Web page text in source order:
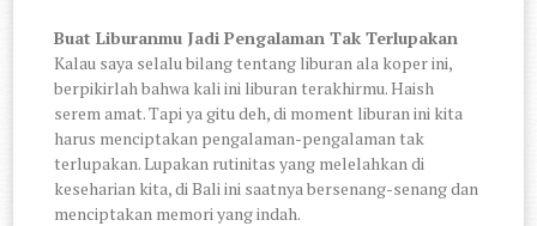
Buat Liburanmu Jadi Pengalaman Tak Terlupakan
Kalau saya selalu bilang tentang liburan ala koper ini,
berpikirlah bahwa kali ini liburan terakhirmu. Haish
serem amat. Tapi ya gitu deh, di moment liburan ini kita
harus menciptakan pengalaman-pengalaman tak
terlupakan. Lupakan rutinitas yang melelahkan di
keseharian kita, di Bali ini saatnya bersenang-senang dan
menciptakan memori yang indah.